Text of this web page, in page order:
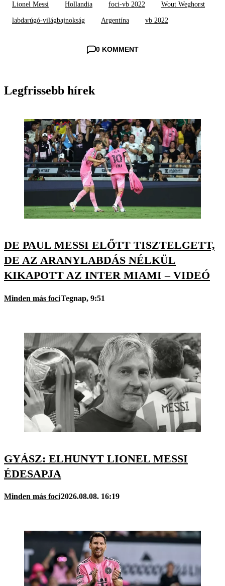
Lionel Messi Hollandia foci-vb 2022 Wout Weghorst
labdarúgó-világbajnokság Argentína vb 2022
0 KOMMENT
Legfrissebb hírek
DE PAUL MESSI ELŐTT TISZTELGETT,
DE AZ ARANYLABDÁS NÉLKÜL
KIKAPOTT AZ INTER MIAMI – VIDEÓ
Minden más fociTegnap, 9:51
GYÁSZ: ELHUNYT LIONEL MESSI
ÉDESAPJA
Minden más foci2026.08.08. 16:19